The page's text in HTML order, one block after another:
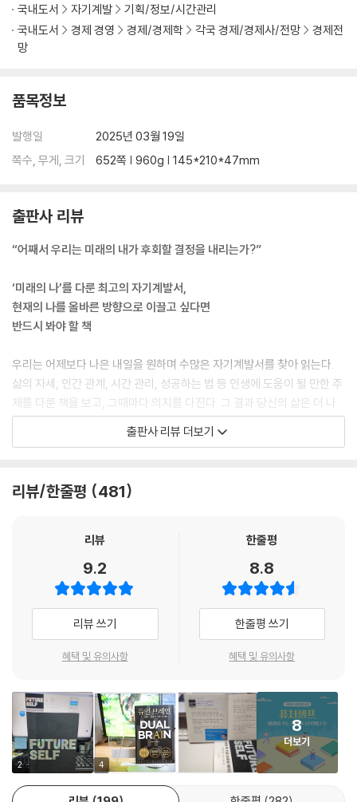
국내도서
자기계발
기획/정보/시간관리
국내도서
경제 경영 경제/경제학 각국 경제/경제사/전망
경제전
망
품목정보
발행일
2025년 03월 19일
쪽수, 무게, 크기
652쪽 | 960g | 145*210*47mm
출판사 리뷰
“어째서 우리는 미래의 내가 후회할 결정을 내리는가?”
‘미래의 나’를 다룬 최고의 자기계발서,
현재의 나를 올바른 방향으로 이끌고 싶다면
반드시 봐야 할 책
우리는 어제보다 나은 내일을 원하며 수많은 자기계발서를 찾아 읽는다.
삶의 자세, 인간 관계, 시간 관리, 성공하는 법 등 인생에 도움이 될 만한 주
제를 다룬 책을 보고, 그때마다 의지를 다진다. 그 결과 당신의 삶은 더 나
은 방향으로 바뀌었는가? 놀랄 만큼 새로운 인생을 살고 있는가? 여전히
달라진 게 없다면 당신은 ‘미래의 나’와 연결되지 않았기 때문이다!
나에 대한 심리학’이라는, 단순하지만 거의 활용되지 않은 이 주제를 이 책
인생이 바뀌고, 최고의 자기계발서로 꼽는 독자들의 생생한 후기를 볼 수
화를 통해 증명하고 있다는 점, 이론에서 그치는 게 아닌 삶에서 적용할 수
있는 구체적인 행동 지침을 제시하고 있다는 점이 4.35라는 높은 평점과
수많은 리뷰가 달리게 된 이유일 것이다.
이 책은 ‘미래의 나는 어떤 모습일지 깊이 생각해보라’라는 메시지에서 시
을 나아지게 한다. 반면 눈앞의 목표를 추구하거나 도파민이 잠깐 활성화
되는 쾌락을 일삼는다면 미래의 나는 결국 큰 대가를 치를 수밖에 없다. ‘2
년 후’, ‘5년 후’, ‘10년 후’의 내 모습은 현재와 다르다는 것을 명심하자. ‘20
년 후’에는 어쩌면 당신이 이 세상에 존재하지 않을지도 모른다. 미래의 나
를 현재로 불러와 살아간다면 지금 상황을 더 현명하게, 더 소중하게 여길
것이다.
출판사 리뷰 더보기
리뷰/한줄평 481
리뷰
9.2
리뷰 쓰기
혜택 및 유의사항
한줄평
8.8
한줄평 쓰기
혜택 및 유의사항
2 4
8
더보기